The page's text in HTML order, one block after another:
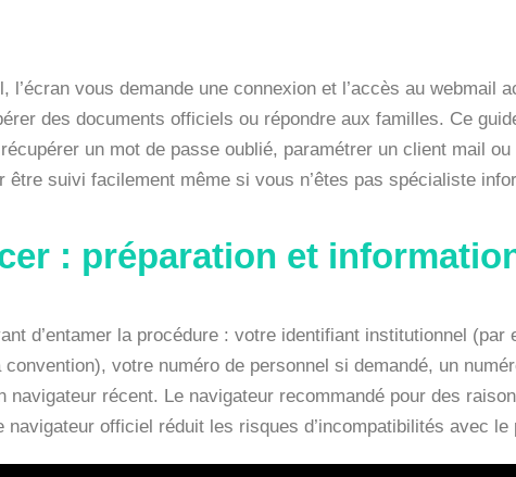
vous demande une connexion et l’accès au webmail
des documents officiels ou répondre aux familles. Ce
un mot de passe oublié, paramétrer un client mail
suivi facilement même si vous n’êtes pas spécialiste
: préparation et
d’entamer la procédure : votre identifiant institutionnel (par
convention), votre numéro de personnel si demandé, un
navigateur récent. Le navigateur recommandé pour des
officiel réduit les risques d’incompatibilités avec le